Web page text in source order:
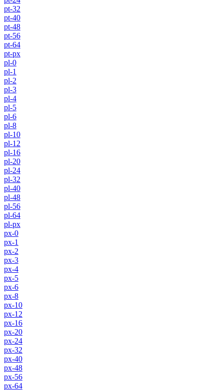
pt-32
pt-40
pt-48
pt-56
pt-64
pt-px
pl-0
pl-1
pl-2
pl-3
pl-4
pl-5
pl-6
pl-8
pl-10
pl-12
pl-16
pl-20
pl-24
pl-32
pl-40
pl-48
pl-56
pl-64
pl-px
px-0
px-1
px-2
px-3
px-4
px-5
px-6
px-8
px-10
px-12
px-16
px-20
px-24
px-32
px-40
px-48
px-56
px-64